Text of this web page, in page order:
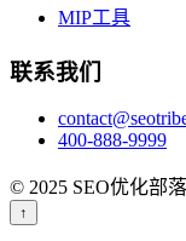
MIP工具
联系我们
400-888-9999
© 2025 SEO优化部
↑